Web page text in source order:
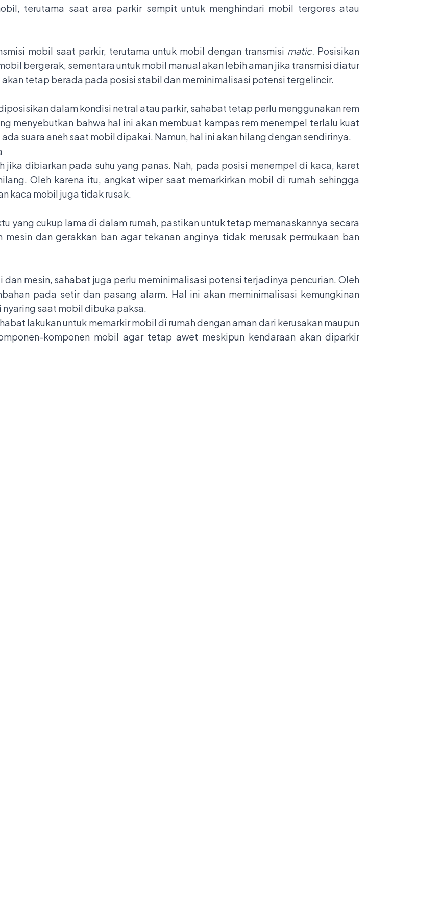
terutama saat area parkir sempit untuk menghindari mobil tergores atau
mobil saat parkir, terutama untuk mobil dengan transmisi matic. Posisikan
bergerak, sementara untuk mobil manual akan lebih aman jika transmisi diatur
tetap berada pada posisi stabil dan meminimalisasi potensi tergelincir.
dalam kondisi netral atau parkir, sahabat tetap perlu menggunakan rem
menyebutkan bahwa hal ini akan membuat kampas rem menempel terlalu kuat
suara aneh saat mobil dipakai. Namun, hal ini akan hilang dengan sendirinya.
jika dibiarkan pada suhu yang panas. Nah, pada posisi menempel di kaca, karet
Oleh karena itu, angkat wiper saat memarkirkan mobil di rumah sehingga
kaca mobil juga tidak rusak.
yang cukup lama di dalam rumah, pastikan untuk tetap memanaskannya secara
mesin dan gerakkan ban agar tekanan anginya tidak merusak permukaan ban
dan mesin, sahabat juga perlu meminimalisasi potensi terjadinya pencurian. Oleh
pada setir dan pasang alarm. Hal ini akan meminimalisasi kemungkinan
saat mobil dibuka paksa.
lakukan untuk memarkir mobil di rumah dengan aman dari kerusakan maupun
komponen mobil agar tetap awet meskipun kendaraan akan diparkir